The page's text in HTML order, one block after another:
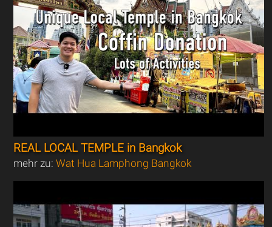
REAL LOCAL TEMPLE in Bangkok
mehr zu:Wat Hua Lamphong Bangkok